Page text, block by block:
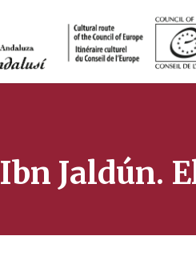
Ibn Jaldún.